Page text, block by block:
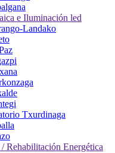
e Iluminación led
Landako
Txurdinaga
Rehabilitación Energética